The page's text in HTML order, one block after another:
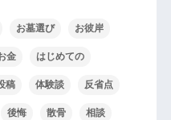
お墓選び お彼岸
金 はじめての
稿 体験談 反省点
後悔 散骨 相談